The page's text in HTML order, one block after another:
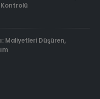
Kontrolü
Maliyetleri Düşüren,